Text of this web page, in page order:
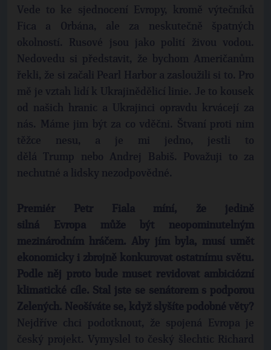
Vede to ke sjednocení Evropy, kromě výtečníků
Fica a Orbána, ale za neskutečně špatných
okolností. Rusové jsou jako polití živou vodou.
Nedovedu si představit, že bychom Američanům
řekli, že si začali Pearl Harbor a zasloužili si to. Pro
mě je vztah lidí k Ukrajinědělicí linie. Je to kousek
od našich hranic a Ukrajinci opravdu krvácejí za
nás. Máme jim být za co vděčni. Štvaní proti nim
těžce nesu, a je mi jedno, jestli to
dělá Trump nebo Andrej Babiš. Považuji to za
nechutné a lidsky nezodpovědné.
Premiér Petr Fiala míní, že jedině
silná Evropa může být neopominutelným
mezinárodním hráčem. Aby jím byla, musí umět
ekonomicky i zbrojně konkurovat ostatnímu světu.
Podle něj proto bude muset revidovat ambiciózní
klimatické cíle. Stal jste se senátorem s podporou
Zelených. Neošíváte se, když slyšíte podobné věty?
Nejdříve chci podotknout, že spojená Evropa je
český projekt. Vymyslel to český šlechtic Richard